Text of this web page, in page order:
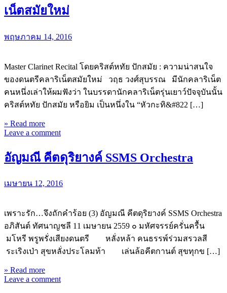
เน็ตสมัยใหม่
พฤษภาคม 14, 2016
Master Clarinet Recital โดยคริสต์หทัย ปักสมัย : ความน่าสนใจ
ของดนตรีคลาริเน็ตสมัยใหม่ วฤธ วงศ์สุบรรณ มีนักคลาริเน็ต
คนหนึ่งเล่าให้ผมฟังว่า ในบรรดานักคลาริเน็ตรุ่นเยาว์ปัจจุบันนั้น
คริสต์หทัย ปักสมัย หรือยิม เป็นหนึ่งใน “หัวกะทิ&#822 […]
» Read more
Leave a comment
อัญมณี คีตดุริยางค์ SSMS Orchestra
เมษายน 12, 2016
เพราะรัก…จึงถักคำร้อย (3) อัญมณี คีตดุริยางค์ SSMS Orchestra
อภิสันต์ ทัศนาญชลี 11 เมษายน 2559 ๐ มหัศจรรย์ครั่นครื้น
มโหรี พรูพรั่งเสียงดนตรี หลั่งหล้า คนธรรพ์ร่วมสรวลสี
ระเริงเป่า สุขหลั่งประโลมท้า เล่นล้อคีตกานต์ สุขทุกข […]
» Read more
Leave a comment